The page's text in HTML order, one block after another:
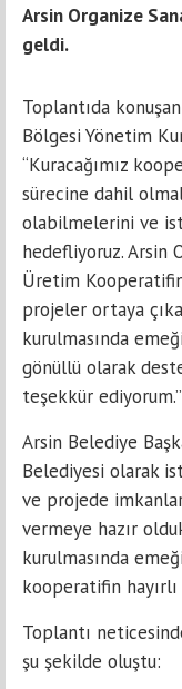
Arsin Organize
geldi.
Toplantıda
Bölgesi Yönetim
“Kuracağımız
sürecine dahil
olabilmelerini ve
hedefliyoruz. Arsin
Üretim
projeler ortaya
kurulmasında
gönüllü olarak
teşekkür
Arsin Belediye
Belediyesi olarak
ve projede
vermeye hazır
kurulmasında
kooperatifin hayırlı
Toplantı
şu şekilde oluştu: